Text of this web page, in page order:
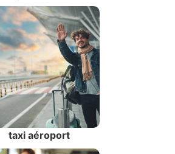
taxi aéroport